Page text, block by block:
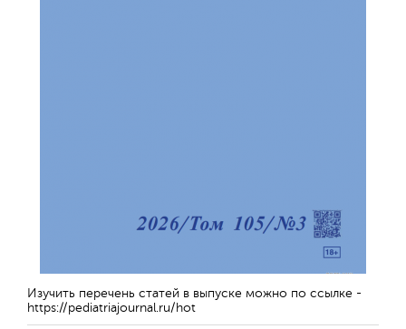
Изучить перечень статей в выпуске можно по ссылке -
https://pediatriajournal.ru/hot